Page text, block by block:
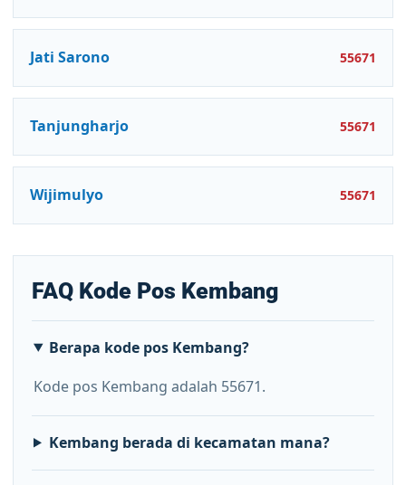
Jati Sarono 55671
Tanjungharjo 55671
Wijimulyo 55671
FAQ Kode Pos Kembang
Berapa kode pos Kembang?
Kode pos Kembang adalah 55671.
Kembang berada di kecamatan mana?